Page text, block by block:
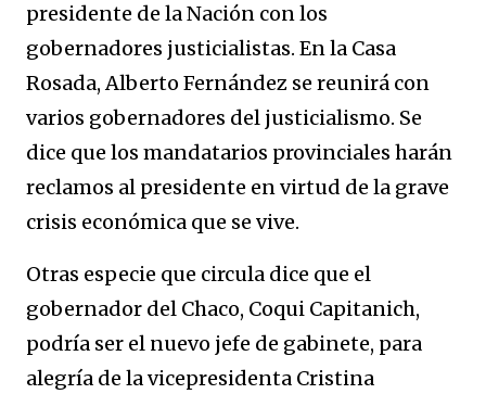
presidente de la Nación con los
gobernadores justicialistas. En la Casa
Rosada, Alberto Fernández se reunirá con
varios gobernadores del justicialismo. Se
dice que los mandatarios provinciales harán
reclamos al presidente en virtud de la grave
crisis económica que se vive.
Otras especie que circula dice que el
gobernador del Chaco, Coqui Capitanich,
podría ser el nuevo jefe de gabinete, para
alegría de la vicepresidenta Cristina